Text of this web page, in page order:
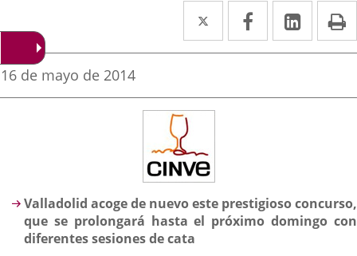
Twitter
Enlace
a
aplicación
Facebook
Enlace
a
aplicación
Enlace
a
Fecha
la
16 de mayo de 2014
Descripción
Valladolid acoge de nuevo este prestigioso concurso,
que se prolongará hasta el próximo domingo con
diferentes sesiones de cata